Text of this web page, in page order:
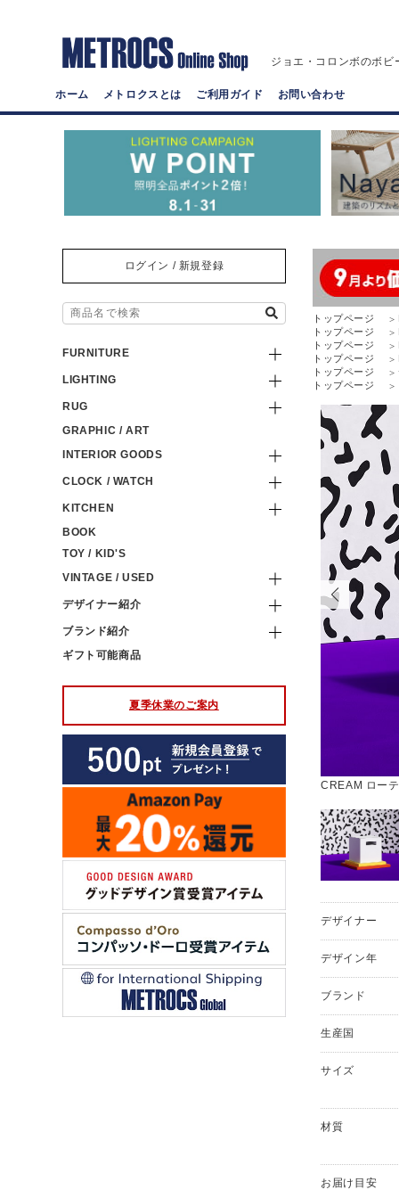
ジョエ・コロンボのボ
ホーム メトロクスとは ご利用ガイド お問い合わせ
ログイン / 新規登録
FURNITURE
LIGHTING
RUG
GRAPHIC / ART
INTERIOR GOODS
CLOCK / WATCH
KITCHEN
BOOK
TOY / KID'S
VINTAGE / USED
デザイナー紹介
ブランド紹介
ギフト可能商品
夏季休業のご案内
トップページ
トップページ
トップページ
トップページ
トップページ
トップページ
施され、収納スペースや移動時の取っ手としても機能します CREAM ロー
デザイナー
デザイン年
ブランド
生産国
サイズ
材質
お届け目安